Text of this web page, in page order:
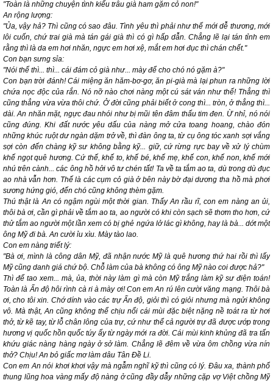
"Toàn là những chuyện tình kiểu trâu già ham gặm cỏ non!"
An rộng lượng:
"Ủa, vậy hả? Thì cũng có sao đâu. Tình yêu thì phải như thế mới dễ thương, mới
lôi cuốn, chứ trai già mà tán gái già thì có gì hấp dẫn. Chẳng lẽ lại tán tỉnh em
rằng thì là da em hơi nhăn, ngực em hơi xệ, mắt em hơi đục thì chán chết."
Con bạn sưng sỉa:
"Nói thế thì... thì... cái đám cỏ già như... mày để cho chó nó gặm à?"
Con bạn trời đánh! Cái miệng ăn hăm-bơ-gơ, ăn pi-già mà lại phun ra những lời
chứa nọc độc của rắn. Nó nỡ nào chơi nàng một cú sát ván như thế! Thẳng thì
cũng thẳng vừa vừa thôi chứ. Ở đời cũng phải biết ở cong thì... tròn, ở thẳng thì...
dài. An nhăn mặt, ngực đau nhói như bị mũi tên đâm thấu tim đen. Ừ nhỉ, nó nói
cũng đúng. Khi đất nước yêu dấu của nàng mở cửa toang hoang, chào đón
những khúc ruột dư ngàn dặm trở về, thì đàn ông ta, từ cụ ông tóc xanh sợi vắng
sợi còn đến chàng kỹ sư không bằng kỹ... giữ, cứ rừng rực bay về xử lý chùm
khế ngọt quê hương. Cứ thế, khế to, khế bé, khế mẹ, khế con, khế non, khế mới
nhú trên cành... các ông hồ hởi vô tư chén tất! Ta về ta tắm ao ta, dù trong dù đục
ao nhà vẫn hơn. Thế là các cụm cỏ già ở bên này bờ đại dương tha hồ mà phơi
sương hứng gió, đến chó cũng không thèm gặm.
Thú thật là An có ngậm ngùi một thời gian. Thấy An rầu rĩ, con em nàng an ủi,
thôi bà ơi, cần gì phải về tắm ao ta, ao người có khi còn sạch sẽ thơm tho hơn, cứ
thử tắm ao người một lần xem có bị ghẻ ngứa lở lác gì không, hay là bà... dớt một
ông Mỹ đi bà. An cười ỉu xìu. Mày tào lao.
Con em nàng triết lý:
"Bà ơi, mình là công dân Mỹ, đã nhận nước Mỹ là quê hương thứ hai rồi thì lấy
Mỹ cũng danh giá chứ bộ. Chỗ làm của bà không có ông Mỹ nào coi được hả?"
Thì để tao xem... mà, ủa, thời này làm gì mà còn Mỹ trắng làm kỹ sư điện toán!
Toàn là Ấn độ hôi rình cà ri à mày ơi! Con em An rú lên cười văng mạng. Thôi bà
ơi, cho tôi xin. Chớ dính vào các trự Ấn độ, giỏi thì có giỏi nhưng mà ngửi không
vô. Mà thật, An cũng không thể chịu nổi cái mùi đặc biệt nặng nề toát ra từ hơi
thở, từ kẽ tay, từ lỗ chân lông của trự, cứ như thể cả người trự đã được ướp trong
hương vị quốc hồn quốc túy ấy từ ngày mới ra đời. Cái mùi kinh khủng đã tra tấn
khứu giác nàng hàng ngày ở sở làm. Chẳng lẽ đêm về vừa ôm chồng vừa nín
thở? Chịu! An bỏ giấc mơ làm dâu Tân Đề Li.
Con em An nói khơi khơi vậy mà ngẫm nghĩ kỹ thì cũng có lý. Đâu xa, thành phố
thung lũng hoa vàng mấy độ nàng ở cũng đầy dẫy những cặp vợ Việt chồng Mỹ